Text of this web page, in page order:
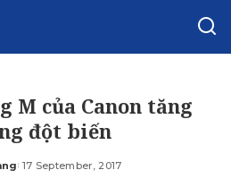
M của Canon tăng
đột biến
17 September, 2017